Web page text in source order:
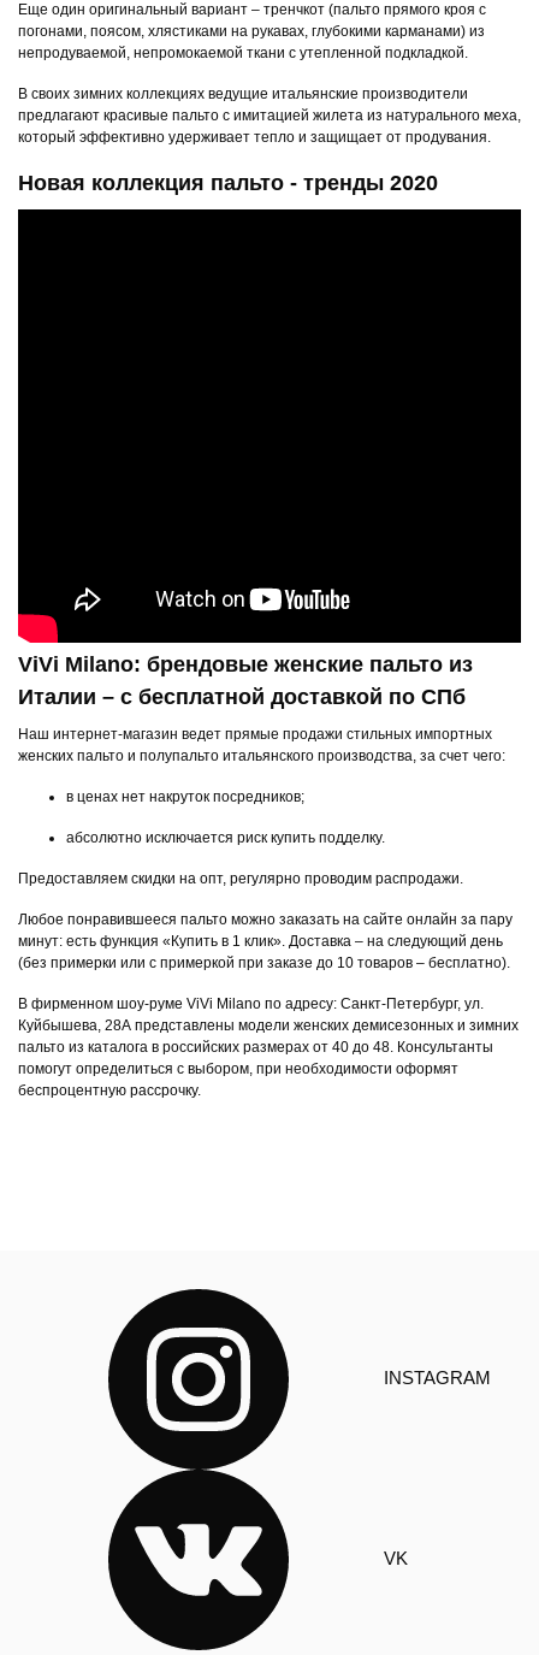
Еще один оригинальный вариант – тренчкот (пальто прямого кроя с
погонами, поясом, хлястиками на рукавах, глубокими карманами) из
непродуваемой, непромокаемой ткани с утепленной подкладкой.
В своих зимних коллекциях ведущие итальянские производители
предлагают красивые пальто с имитацией жилета из натурального меха,
который эффективно удерживает тепло и защищает от продувания.
Новая коллекция пальто - тренды 2020
ViVi Milano: брендовые женские пальто из
Италии – с бесплатной доставкой по СПб
Наш интернет-магазин ведет прямые продажи стильных импортных
женских пальто и полупальто итальянского производства, за счет чего:
в ценах нет накруток посредников;
абсолютно исключается риск купить подделку.
Предоставляем скидки на опт, регулярно проводим распродажи.
Любое понравившееся пальто можно заказать на сайте онлайн за пару
минут: есть функция «Купить в 1 клик». Доставка – на следующий день
(без примерки или с примеркой при заказе до 10 товаров – бесплатно).
В фирменном шоу-руме ViVi Milano по адресу: Санкт-Петербург, ул.
Куйбышева, 28А представлены модели женских демисезонных и зимних
пальто из каталога в российских размерах от 40 до 48. Консультанты
помогут определиться с выбором, при необходимости оформят
беспроцентную рассрочку.
INSTAGRAM
VK